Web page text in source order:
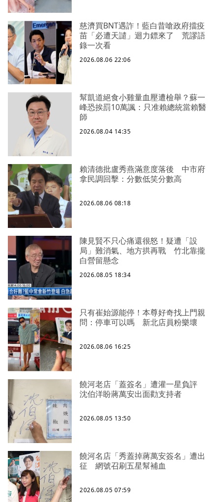
慈濟買BNT遇詐！藍白昔嗆政府擋疫
苗「必遭天譴」迴力鏢來了 荒謬語
錄一次看
2026.08.06 22:06
幫凱道絕食小雞量血壓遭檢舉？蘇一
峰恐挨罰10萬諷：只准賴總統當賴醫
師
2026.08.04 14:35
賴清德批盧秀燕滿意度落後 中市府
拿民調回擊：分數低笑分數高
2026.08.06 08:18
陳見賢不只心痛還很怒！疑遭「設
局」難消氣、地方拱再戰 竹北靠攏
白營留懸念
2026.08.05 18:34
只有崔始源能停！本尊好奇找上門親
問：停車可以嗎 新北店員粉樂壞
2026.08.06 16:25
饒河老店「蓋簽名」遭灌一星負評
沈伯洋盼蔣萬安出面勸支持者
2026.08.05 13:50
饒河名店「秀蓋掉蔣萬安簽名」遭出
征 網號召刷五星幫補血
2026.08.05 07:59